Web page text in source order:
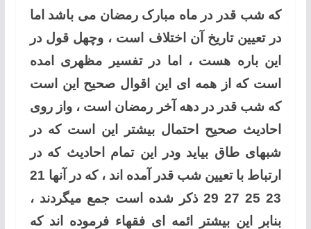
که شب قدر در ماه مبارک رمضان می باشد اما
در تعیین تاریخ آن اختلاف است ، وچهل قول در
این باره هست ، اما در تفسیر مظهری امده
است که از همه ای این اقوال صحیح این است
که شب قدر در دهه آخر رمضان است ، واز روی
احادیث صحیح احتمال بیشتر این است که در
شبهای طاق بیاید ودر این تمام احادیث که در
ارتباط با تعیین شب قدر آمده اند ، که در آنها 21
23 25 27 29 ذکر شده است جمع میگردند ،
بنابر این بیشتر ائمه ای فقهاء فرموده اند که